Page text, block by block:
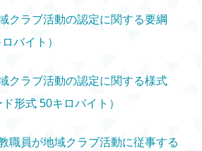
クラブ活動の認定に関する要綱
バイト）
クラブ活動の認定に関する様式
形式 50キロバイト）
職員が地域クラブ活動に従事する